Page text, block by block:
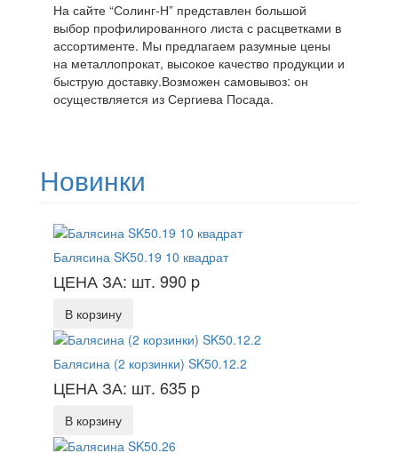
На сайте “Солинг-Н” представлен большой
выбор профилированного листа с расцветками в
ассортименте. Мы предлагаем разумные цены
на металлопрокат, высокое качество продукции и
быструю доставку.Возможен самовывоз: он
осуществляется из Сергиева Посада.
Новинки
Балясина SK50.19 10 квадрат
ЦЕНА ЗА: шт. 990 p
В корзину
Балясина (2 корзинки) SK50.12.2
ЦЕНА ЗА: шт. 635 p
В корзину